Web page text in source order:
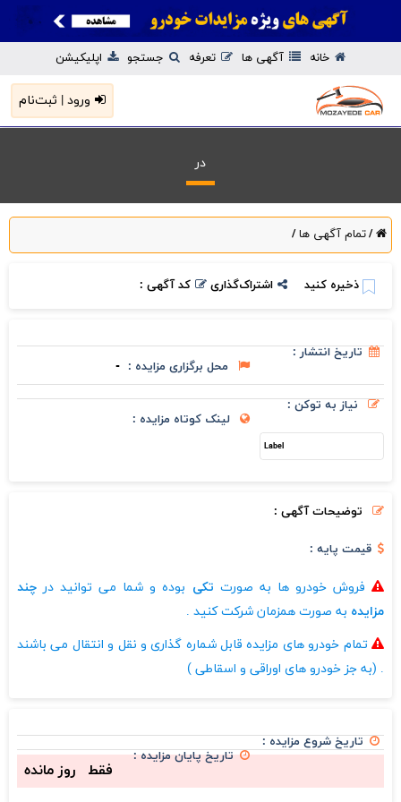
خانه آگهی ها تعرفه جستجو اپلیکیشن
ورود | ثبت‌نام
در
/تمام آگهی ها/
ذخیره کنید اشتراک‌گذاری کد آگهی :
تاریخ انتشار :
محل برگزاری مزایده : -
نیاز به توکن :
لینک کوتاه مزایده :
توضیحات آگهی :
قیمت پایه :
فروش خودرو ها به صورت تکی بوده و شما می توانید در چند
مزایده به صورت همزمان شرکت کنید .
تمام خودرو های مزایده قابل شماره گذاری و نقل و انتقال می باشند
. (به جز خودرو های اوراقی و اسقاطی )
تاریخ شروع مزایده :
تاریخ پایان مزایده :
فقط روز مانده